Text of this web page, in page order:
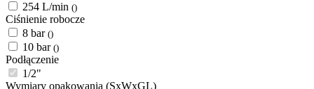
254 L/min ()
Ciśnienie robocze
8 bar ()
10 bar ()
Podłączenie
1/2"
Wymiary opakowania (SxWxGL)